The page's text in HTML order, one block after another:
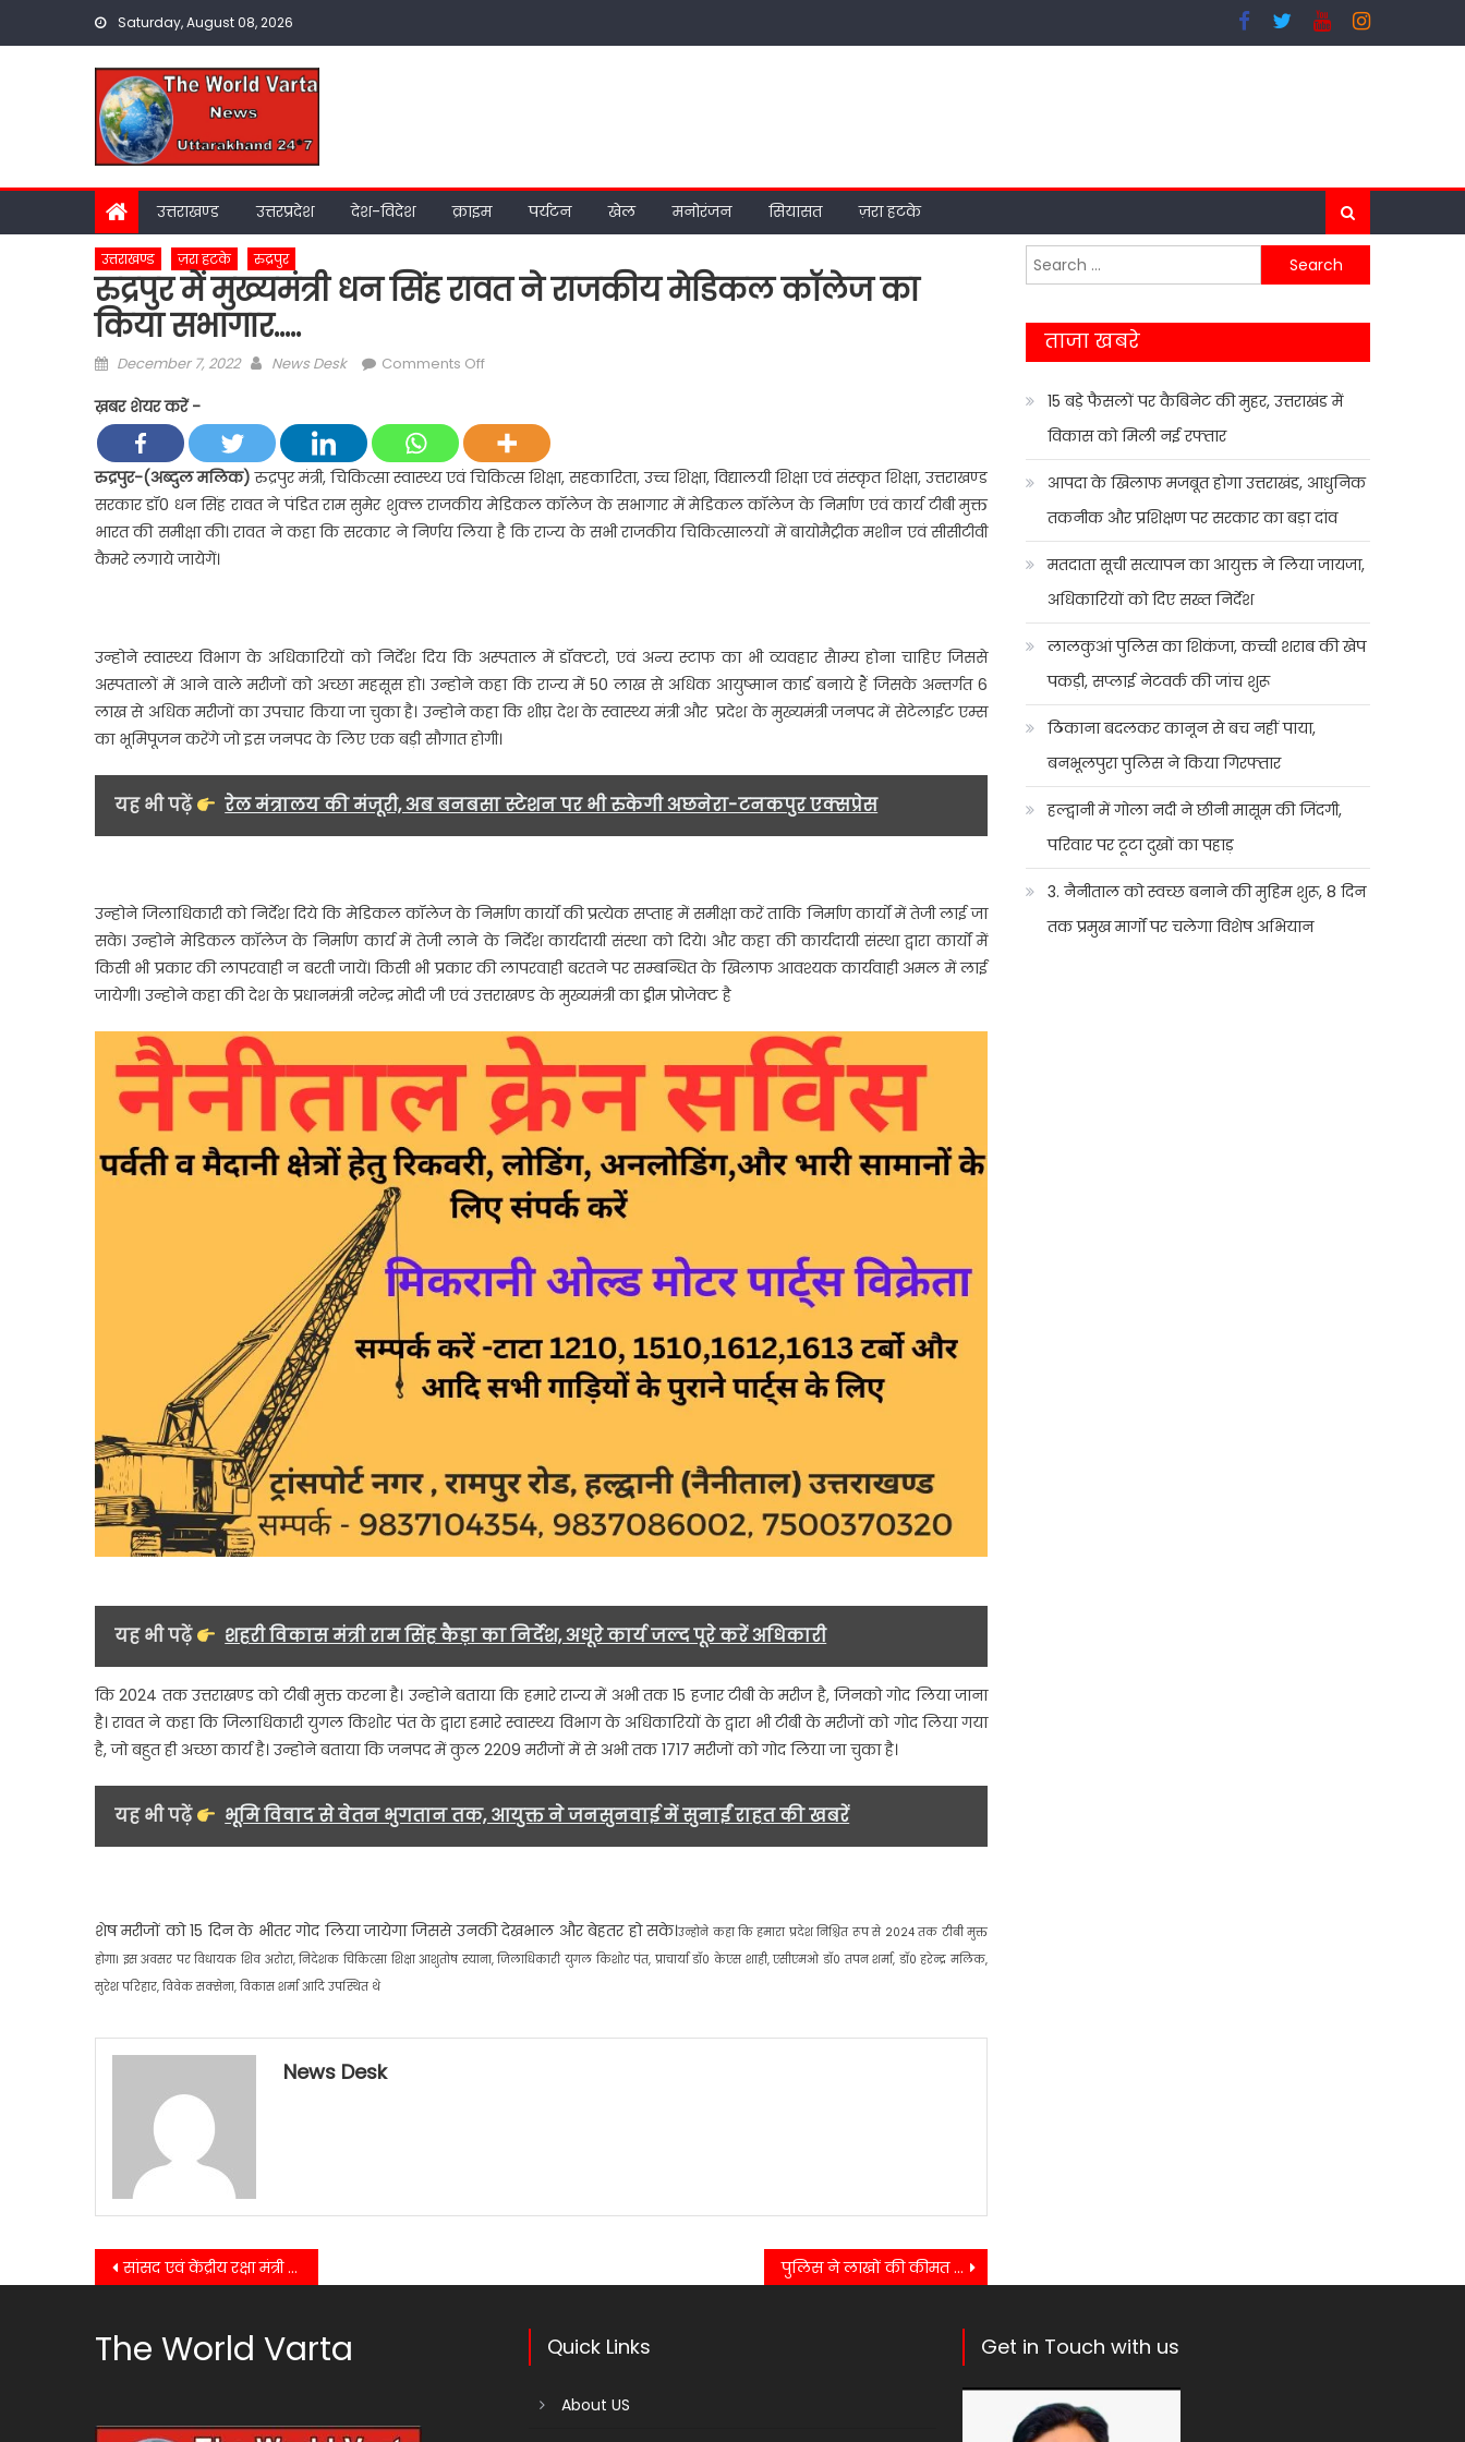
Saturday, August 08, 2026
उत्तराखण्ड उत्तरप्रदेश देश-विदेश क्राइम पर्यटन खेल मनोरंजन सियासत ज़रा हटके
उत्तराखण्ड ज़रा हटके रुद्रपुर
रुद्रपुर में मुख्यमंत्री धन सिंह रावत ने राजकीय मेडिकल कॉलेज का
किया सभागार…..
Posted
December 7, 2022 Author
News Desk Comments Offon
मुख्यमंत्री
धन
सिंह
रावत
ने
किया
सभागार…..
ख़बर शेयर करें -
रुद्रपुर-(अब्दुल मलिक) रुद्रपुर मंत्री, चिकित्सा स्वास्थ्य एवं चिकित्स शिक्षा, सहकारिता, उच्च शिक्षा, विद्यालयी शिक्षा एवं संस्कृत शिक्षा, उत्तराखण्ड
सरकार डॉ0 धन सिंह रावत ने पंडित राम सुमेर शुक्ल राजकीय मेडिकल कॉलेज के सभागार में मेडिकल कॉलेज के निर्माण एवं कार्य टीबी मुक्त
भारत की समीक्षा की। रावत ने कहा कि सरकार ने निर्णय लिया है कि राज्य के सभी राजकीय चिकित्सालयों में बायोमैट्रीक मशीन एवं सीसीटीवी
कैमरे लगाये जायेगें।
उन्होने स्वास्थ्य विभाग के अधिकारियों को निर्देश दिय कि अस्पताल में डॉक्टरो, एवं अन्य स्टाफ का भी व्यवहार सैाम्य होना चाहिए जिससे
अस्पतालों में आने वाले मरीजों को अच्छा महसूस हो। उन्होने कहा कि राज्य में 50 लाख से अधिक आयुष्मान कार्ड बनाये हैं जिसके अन्तर्गत 6
लाख से अधिक मरीजों का उपचार किया जा चुका है। उन्होने कहा कि शीघ्र देश के स्वास्थ्य मंत्री और प्रदेश के मुख्यमंत्री जनपद में सेटेलाईट एम्स
का भूमिपूजन करेंगे जो इस जनपद के लिए एक बड़ी सौगात होगी।
यह भी पढ़ें रेल मंत्रालय की मंजूरी, अब बनबसा स्टेशन पर भी रुकेगी अछनेरा-टनकपुर एक्सप्रेस
उन्होने जिलाधिकारी को निर्देश दिये कि मेडिकल कॉलेज के निर्माण कार्यों की प्रत्येक सप्ताह में समीक्षा करें ताकि निर्माण कार्यों में तेजी लाई जा
सके। उन्होने मेडिकल कॉलेज के निर्माण कार्य में तेजी लाने के निर्देश कार्यदायी संस्था को दिये। और कहा की कार्यदायी संस्था द्वारा कार्यों में
किसी भी प्रकार की लापरवाही न बरती जायें। किसी भी प्रकार की लापरवाही बरतने पर सम्बन्धित के खिलाफ आवश्यक कार्यवाही अमल में लाई
जायेगी। उन्होने कहा की देश के प्रधानमंत्री नरेन्द्र मोदी जी एवं उत्तराखण्ड के मुख्यमंत्री का ड्रीम प्रोजेक्ट है
यह भी पढ़ें शहरी विकास मंत्री राम सिंह कैड़ा का निर्देश, अधूरे कार्य जल्द पूरे करें अधिकारी
कि 2024 तक उत्तराखण्ड को टीबी मुक्त करना है। उन्होने बताया कि हमारे राज्य में अभी तक 15 हजार टीबी के मरीज है, जिनको गोद लिया जाना
है। रावत ने कहा कि जिलाधिकारी युगल किशोर पंत के द्वारा हमारे स्वास्थ्य विभाग के अधिकारियों के द्वारा भी टीबी के मरीजों को गोद लिया गया
है, जो बहुत ही अच्छा कार्य है। उन्होने बताया कि जनपद में कुल 2209 मरीजों में से अभी तक 1717 मरीजों को गोद लिया जा चुका है।
यह भी पढ़ें भूमि विवाद से वेतन भुगतान तक, आयुक्त ने जनसुनवाई में सुनाईं राहत की खबरें
शेष मरीजों को 15 दिन के भीतर गोद लिया जायेगा जिससे उनकी देखभाल और बेहतर हो सके।उन्होने कहा कि हमारा प्रदेश निश्चित रूप से 2024 तक टीबी मुक्त
होगा। इस अवसर पर विधायक शिव अरोरा, निदेशक चिकित्सा शिक्षा आशुतोष स्याना, जिलाधिकारी युगल किशोर पंत, प्राचार्या डॉ0 केएस शाही, एसीएमओ डॉ0 तपन शर्मा, डॉ0 हरेन्द्र मलिक,
सुरेश परिहार, विवेक सक्सेना, विकास शर्मा आदि उपस्थित थे
News Desk
Post
सांसद एवं केंद्रीय रक्षा मंत्री अजय भट्ट और विधायक शिव अरोरा ने बच्चों कों दी शुभकामनाएं…. पुलिस ने लाखों की कीमत के लीसे के साथ दो लोगों को गिरफ्तार करने में हासिल की सफलता…..
Search
for:
ताजा खबरे
15 बड़े फैसलों पर कैबिनेट की मुहर, उत्तराखंड में
विकास को मिली नई रफ्तार
आपदा के खिलाफ मजबूत होगा उत्तराखंड, आधुनिक
तकनीक और प्रशिक्षण पर सरकार का बड़ा दांव
मतदाता सूची सत्यापन का आयुक्त ने लिया जायजा,
अधिकारियों को दिए सख्त निर्देश
लालकुआं पुलिस का शिकंजा, कच्ची शराब की खेप
पकड़ी, सप्लाई नेटवर्क की जांच शुरू
ठिकाना बदलकर कानून से बच नहीं पाया,
बनभूलपुरा पुलिस ने किया गिरफ्तार
हल्द्वानी में गोला नदी ने छीनी मासूम की जिंदगी,
परिवार पर टूटा दुखों का पहाड़
3. नैनीताल को स्वच्छ बनाने की मुहिम शुरू, 8 दिन
तक प्रमुख मार्गों पर चलेगा विशेष अभियान
The World Varta Quick Links
About US
Get in Touch with us